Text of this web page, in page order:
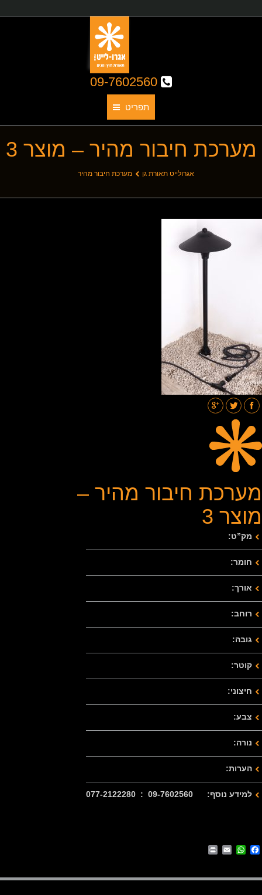
תפריט
תאורת גן
אודותינו
תאורת חוץ
תאורת פנים
צור קשר
מערכת חיבור מהיר – מוצר 3
אגרולייט תאורת גן מערכת חיבור מהיר
מערכת חיבור מהיר –
מוצר 3
מק”ט:
חומר:
אורך:
רוחב:
גובה:
קוטר:
חיצוני:
צבע:
נורה:
הערות:
למידע נוסף: 09-7602560 : 077-2122280
Facebook
WhatsApp
Email